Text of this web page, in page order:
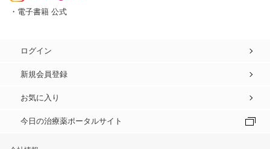
・電子書籍 公式
ログイン
新規会員登録
お気に入り
今日の治療薬ポータルサイト